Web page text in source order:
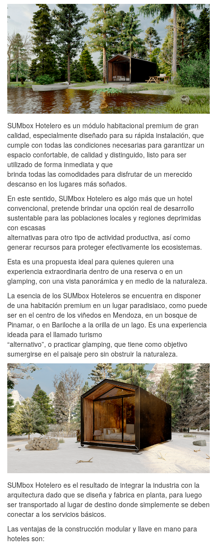
SUMbox Hotelero es un módulo habitacional premium de gran
calidad, especialmente diseñado para su rápida instalación, que
cumple con todas las condiciones necesarias para garantizar un
espacio confortable, de calidad y distinguido, listo para ser
utilizado de forma inmediata y que
brinda todas las comodidades para disfrutar de un merecido
descanso en los lugares más soñados.
En este sentido, SUMbox Hotelero es algo más que un hotel
convencional, pretende brindar una opción real de desarrollo
sustentable para las poblaciones locales y regiones deprimidas
con escasas
alternativas para otro tipo de actividad productiva, así como
generar recursos para proteger efectivamente los ecosistemas.
Esta es una propuesta ideal para quienes quieren una
experiencia extraordinaria dentro de una reserva o en un
glamping, con una vista panorámica y en medio de la naturaleza.
La esencia de los SUMbox Hoteleros se encuentra en disponer
de una habitación premium en un lugar paradisiaco, como puede
ser en el centro de los viñedos en Mendoza, en un bosque de
Pinamar, o en Bariloche a la orilla de un lago. Es una experiencia
ideada para el llamado turismo
“alternativo”, o practicar glamping, que tiene como objetivo
sumergirse en el paisaje pero sin obstruir la naturaleza.
SUMbox Hotelero es el resultado de integrar la industria con la
arquitectura dado que se diseña y fabrica en planta, para luego
ser transportado al lugar de destino donde simplemente se deben
conectar a los servicios básicos.
Las ventajas de la construcción modular y llave en mano para
hoteles son: